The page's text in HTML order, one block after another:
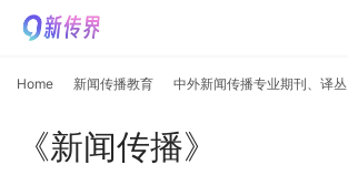
Home 新闻传播教育 中外新闻传播专业期刊、译丛
《新闻传播》